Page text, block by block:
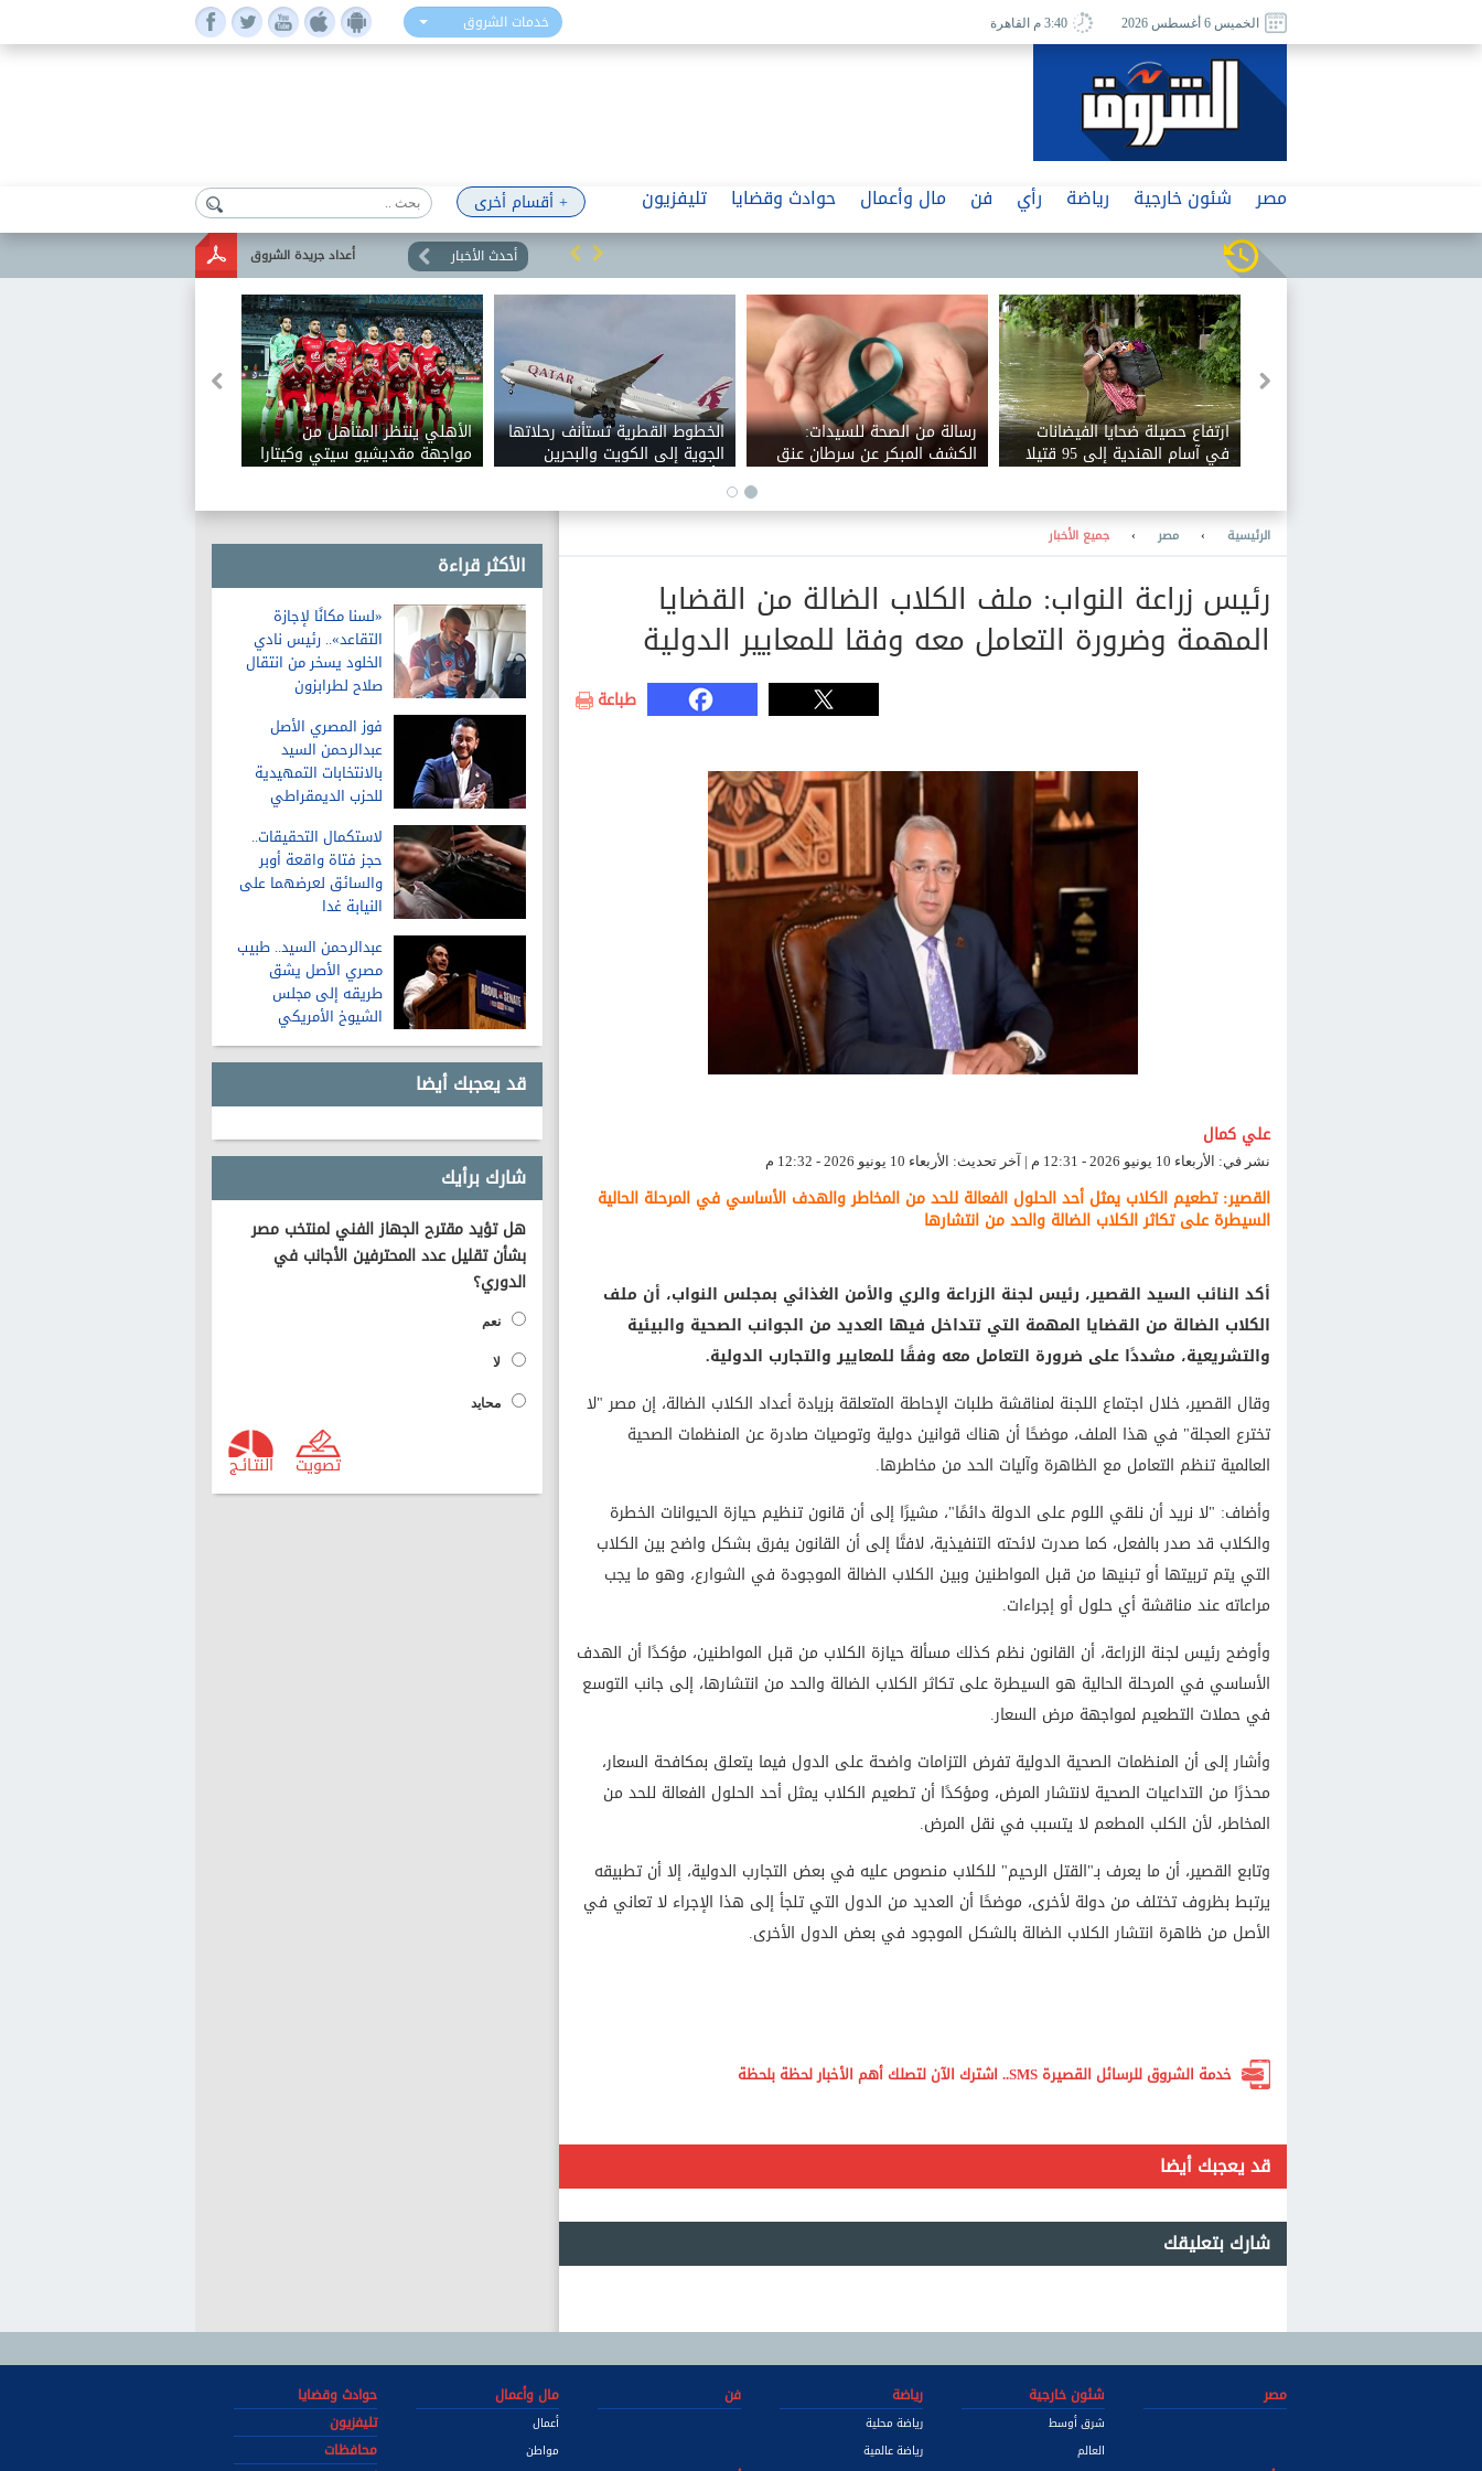
خدمات الشروق الخميس 6 أغسطس 2026 3:40 م القاهرة
+ أقسام أخرى مصر شئون خارجية رياضة رأي فن مال وأعمال حوادث وقضايا تليفزيون
أعداد جريدة الشروق أحدث الأخبار
ارتفاع حصيلة ضحايا الفيضانات
في آسام الهندية إلى 95 قتيلا
رسالة من الصحة للسيدات:
الكشف المبكر عن سرطان عنق
الرحم يرفع نسب الشفاء إلى 99%
الخطوط القطرية تستأنف رحلاتها
الجوية إلى الكويت والبحرين
وأربيل العراقية السبت
الأهلي ينتظر المتأهل من
مواجهة مقديشيو سيتي وكيتارا
في دور الـ32 بالكونفدرالية
الأكثر قراءة
«لسنا مكانًا لإجازة
التقاعد».. رئيس نادي
الخلود يسخر من انتقال
صلاح لطرابزون
فوز المصري الأصل
عبدالرحمن السيد
بالانتخابات التمهيدية
للحزب الديمقراطي
ميشيجان
لاستكمال التحقيقات..
حجز فتاة واقعة أوبر
والسائق لعرضهما على
النيابة غدا
عبدالرحمن السيد.. طبيب
مصري الأصل يشق
طريقه إلى مجلس
الشيوخ الأمريكي
قد يعجبك أيضا
شارك برأيك
هل تؤيد مقترح الجهاز الفني لمنتخب مصر
بشأن تقليل عدد المحترفين الأجانب في
الدوري؟
نعم
لا
محايد
النتـائـج تصويت
الرئيسية › مصر › جميع الأخبار
رئيس زراعة النواب: ملف الكلاب الضالة من القضايا
المهمة وضرورة التعامل معه وفقا للمعايير الدولية
طباعة
علي كمال
نشر في: الأربعاء 10 يونيو 2026 - 12:31 م | آخر تحديث: الأربعاء 10 يونيو 2026 - 12:32 م
القصير: تطعيم الكلاب يمثل أحد الحلول الفعالة للحد من المخاطر والهدف الأساسي في المرحلة الحالية
السيطرة على تكاثر الكلاب الضالة والحد من انتشارها
أكد النائب السيد القصير، رئيس لجنة الزراعة والري والأمن الغذائي بمجلس النواب، أن ملف
الكلاب الضالة من القضايا المهمة التي تتداخل فيها العديد من الجوانب الصحية والبيئية
والتشريعية، مشددًا على ضرورة التعامل معه وفقًا للمعايير والتجارب الدولية.
وقال القصير، خلال اجتماع اللجنة لمناقشة طلبات الإحاطة المتعلقة بزيادة أعداد الكلاب الضالة، إن مصر "لا
تخترع العجلة" في هذا الملف، موضحًا أن هناك قوانين دولية وتوصيات صادرة عن المنظمات الصحية
العالمية تنظم التعامل مع الظاهرة وآليات الحد من مخاطرها.
وأضاف: "لا نريد أن نلقي اللوم على الدولة دائمًا"، مشيرًا إلى أن قانون تنظيم حيازة الحيوانات الخطرة
والكلاب قد صدر بالفعل، كما صدرت لائحته التنفيذية، لافتًا إلى أن القانون يفرق بشكل واضح بين الكلاب
التي يتم تربيتها أو تبنيها من قبل المواطنين وبين الكلاب الضالة الموجودة في الشوارع، وهو ما يجب
مراعاته عند مناقشة أي حلول أو إجراءات.
وأوضح رئيس لجنة الزراعة، أن القانون نظم كذلك مسألة حيازة الكلاب من قبل المواطنين، مؤكدًا أن الهدف
الأساسي في المرحلة الحالية هو السيطرة على تكاثر الكلاب الضالة والحد من انتشارها، إلى جانب التوسع
في حملات التطعيم لمواجهة مرض السعار.
وأشار إلى أن المنظمات الصحية الدولية تفرض التزامات واضحة على الدول فيما يتعلق بمكافحة السعار،
محذرًا من التداعيات الصحية لانتشار المرض، ومؤكدًا أن تطعيم الكلاب يمثل أحد الحلول الفعالة للحد من
المخاطر، لأن الكلب المطعم لا يتسبب في نقل المرض.
وتابع القصير، أن ما يعرف بـ"القتل الرحيم" للكلاب منصوص عليه في بعض التجارب الدولية، إلا أن تطبيقه
يرتبط بظروف تختلف من دولة لأخرى، موضحًا أن العديد من الدول التي تلجأ إلى هذا الإجراء لا تعاني في
الأصل من ظاهرة انتشار الكلاب الضالة بالشكل الموجود في بعض الدول الأخرى.
خدمة الشروق للرسائل القصيرة SMS.. اشترك الآن لتصلك أهم الأخبار لحظة بلحظة
قد يعجبك أيضا
شارك بتعليقك
مصر شئون خارجية
شرق أوسط
العالم
رياضة
رياضة محلية
رياضة عالمية
فن مال وأعمال
أعمال
مواطن
حوادث وقضايا
تليفزيون
محافظات